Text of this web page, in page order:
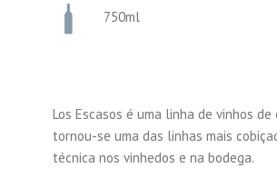
750ml
Los Escasos é uma linha de vinhos
tornou-se uma das linhas mais
técnica nos vinhedos e na bodega.